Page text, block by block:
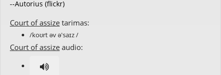
--Autorius (flickr)
Court of assize tarimas:
/koʊrt əv ə'saɪz /
Court of assize audio: